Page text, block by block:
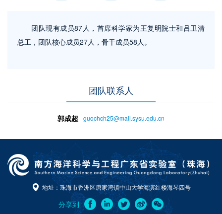
团队现有成员87人，首席科学家为王复明院士和吕卫清
总工，团队核心成员27人，骨干成员58人。
团队联系人
郭成超 guochch25@mail.sysu.edu.cn
地址：珠海市香洲区唐家湾镇中山大学海滨红楼海琴四号
分享到